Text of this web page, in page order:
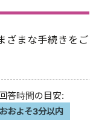
ざまな手続きをご
答時間の目安:
おおよそ3分以内